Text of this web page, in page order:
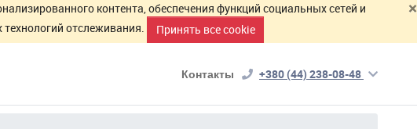
×
контента, обеспечения функций социальных сетей и
отслеживания.
Принять все cookie
Контакты +380 (44) 238-08-48